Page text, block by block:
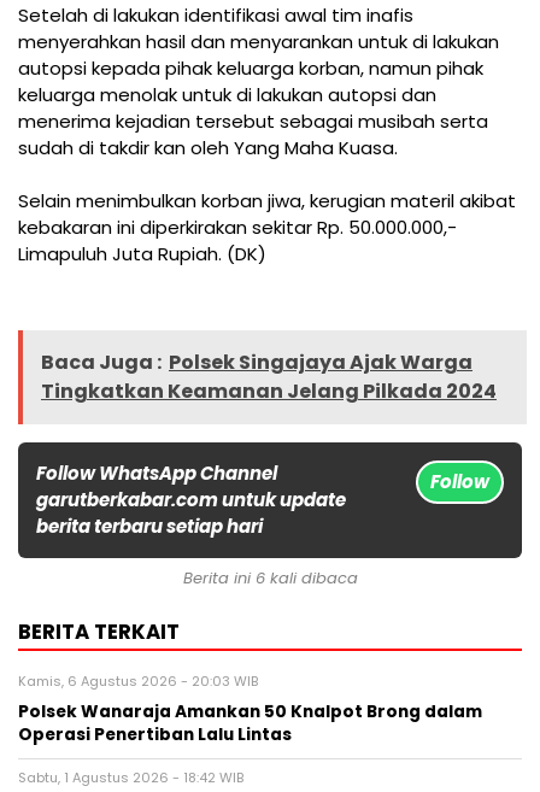
Setelah di lakukan identifikasi awal tim inafis
menyerahkan hasil dan menyarankan untuk di lakukan
autopsi kepada pihak keluarga korban, namun pihak
keluarga menolak untuk di lakukan autopsi dan
menerima kejadian tersebut sebagai musibah serta
sudah di takdir kan oleh Yang Maha Kuasa.
Selain menimbulkan korban jiwa, kerugian materil akibat
kebakaran ini diperkirakan sekitar Rp. 50.000.000,-
Limapuluh Juta Rupiah. (DK)
Baca Juga : Polsek Singajaya Ajak Warga
Tingkatkan Keamanan Jelang Pilkada 2024
Follow WhatsApp Channel
garutberkabar.com untuk update
berita terbaru setiap hari
Follow
Berita ini 6 kali dibaca
BERITA TERKAIT
Kamis, 6 Agustus 2026 - 20:03 WIB
Polsek Wanaraja Amankan 50 Knalpot Brong dalam
Operasi Penertiban Lalu Lintas
Sabtu, 1 Agustus 2026 - 18:42 WIB